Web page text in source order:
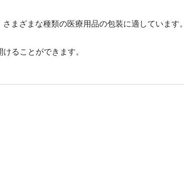
まざまな種類の医療用品の包装に適しています。
ることができます。